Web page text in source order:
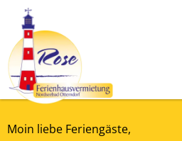
Moin liebe Feriengäste,